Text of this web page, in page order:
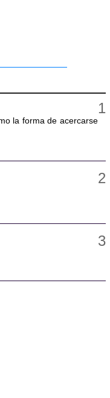
la forma de acercarse